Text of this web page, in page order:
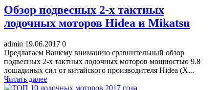
Обзор подвесных 2-х тактных
лодочных моторов Hidea и Mikatsu
admin 19.06.2017 0
Предлагаем Вашему вниманию сравнительный обзор
подвесных 2-х тактных лодочных моторов мощностью 9.8
лошадиных сил от китайского производителя Hidea (Х...
Читать далее